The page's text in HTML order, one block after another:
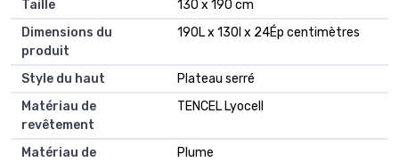
Taille
130 x 190 cm
Dimensions du
produit
190L x 130l x 24Ép centimètres
Style du haut
Plateau serré
Matériau de
revêtement
TENCEL Lyocell
Matériau de
Plume